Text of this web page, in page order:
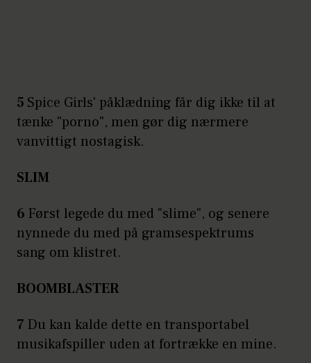
5 Spice Girls' påklædning får dig ikke til at
tænke "porno", men gør dig nærmere
vanvittigt nostagisk.
SLIM
6 Først legede du med "slime", og senere
nynnede du med på gramsespektrums
sang om klistret.
BOOMBLASTER
7 Du kan kalde dette en transportabel
musikafspiller uden at fortrække en mine.